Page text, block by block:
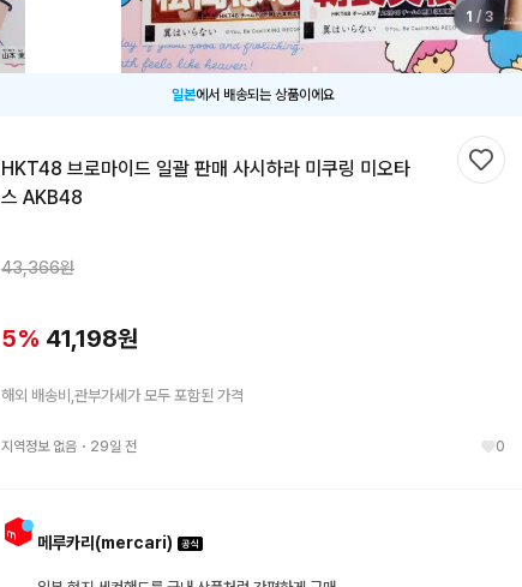
1 / 3
일본에서 배송되는 상품이에요
HKT48 브로마이드 일괄 판매 사시하라 미쿠링 미오타
스 AKB48
43,366원
5% 41,198원
해외 배송비,관부가세가 모두 포함된 가격
지역정보 없음 ・ 29일 전 0
메루카리(mercari)
찜하